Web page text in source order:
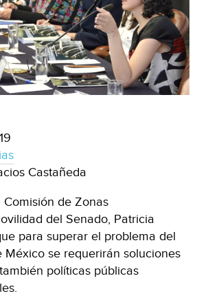
Castañeda
de Zonas
del Senado, Patricia
para superar el problema del
México se requerirán soluciones
políticas públicas